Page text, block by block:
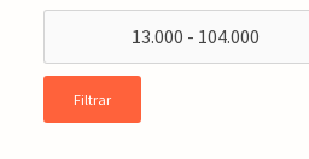
Filtrar